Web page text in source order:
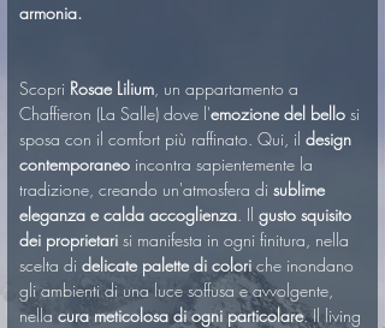
armonia.
Scopri Rosae Lilium, un appartamento a
Chaffieron (La Salle) dove l'emozione del bello si
sposa con il comfort più raffinato. Qui, il design
contemporaneo incontra sapientemente la
tradizione, creando un'atmosfera di sublime
eleganza e calda accoglienza. Il gusto squisito
dei proprietari si manifesta in ogni finitura, nella
scelta di delicate palette di colori che inondano
gli ambienti di una luce soffusa e avvolgente,
nella cura meticolosa di ogni particolare. Il living